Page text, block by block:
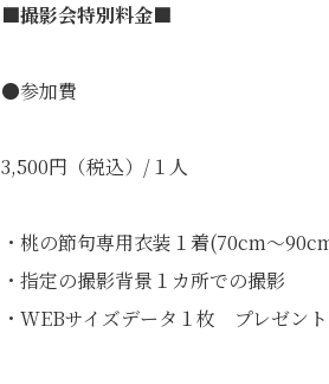
■撮影会特別料金■
●参加費
3,500円（税込）/１人
・桃の節句専用衣装１着(70cm～
・指定の撮影背景１カ所での撮影
・WEBサイズデータ１枚 プレゼント